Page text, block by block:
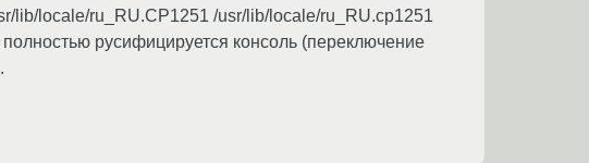
lib/locale/ru_RU.CP1251 /usr/lib/locale/ru_RU.cp1251
русифицируется консоль (переключение